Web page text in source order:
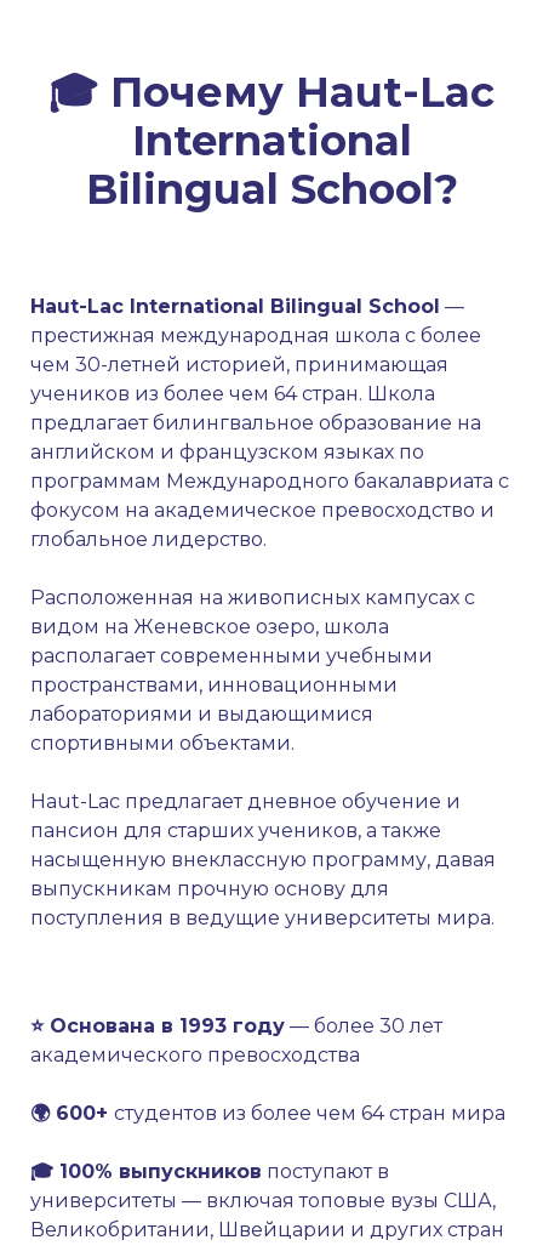
🎓 Почему Haut-Lac
International
Bilingual School?
Haut-Lac International Bilingual School —
престижная международная школа с более
чем 30-летней историей, принимающая
учеников из более чем 64 стран. Школа
предлагает билингвальное образование на
английском и французском языках по
программам Международного бакалавриата с
фокусом на академическое превосходство и
глобальное лидерство.
Расположенная на живописных кампусах с
видом на Женевское озеро, школа
располагает современными учебными
пространствами, инновационными
лабораториями и выдающимися
спортивными объектами.
Haut-Lac предлагает дневное обучение и
пансион для старших учеников, а также
насыщенную внеклассную программу, давая
выпускникам прочную основу для
поступления в ведущие университеты мира.
⭐ Основана в 1993 году — более 30 лет
академического превосходства
🌍 600+ студентов из более чем 64 стран мира
🎓 100% выпускников поступают в
университеты — включая топовые вузы США,
Великобритании, Швейцарии и других стран